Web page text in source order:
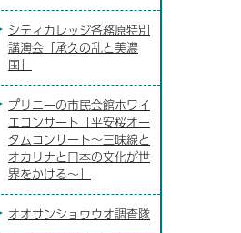
シティカレッジ各務原特別
講演会「承久の乱と美濃
国」
プリニーの市民会館ホワイ
エコンサート「平安桜オー
タムコンサート～三味線と
オカリナと日本の文化が世
界をかける～」
オオサンショウウオ調査隊